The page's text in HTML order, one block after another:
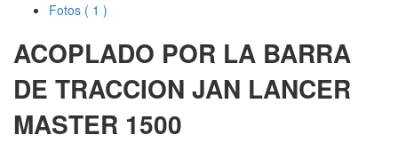
Fotos ( 1 )
ACOPLADO POR LA BARRA
DE TRACCION JAN LANCER
MASTER 1500